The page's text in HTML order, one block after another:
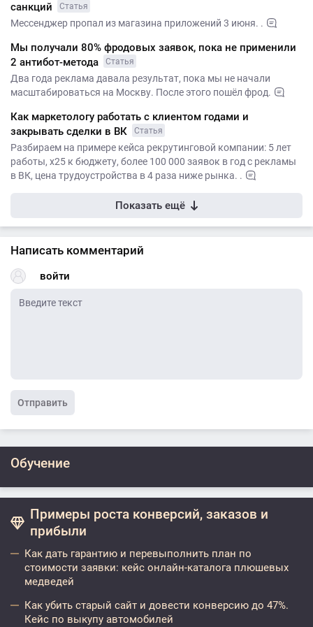
санкций
Статья
Мессенджер пропал из магазина приложений 3 июня. .
Мы получали 80% фродовых заявок, пока не применили
2 антибот-метода
Статья
Два года реклама давала результат, пока мы не начали
масштабироваться на Москву. После этого пошёл фрод.
Как маркетологу работать с клиентом годами и
закрывать сделки в ВК
Статья
Разбираем на примере кейса рекрутинговой компании: 5 лет
работы, х25 к бюджету, более 100 000 заявок в год с рекламы
в ВК, цена трудоустройства в 4 раза ниже рынка. .
Показать ещё
Написать комментарий
войти
Отправить
Обучение
Примеры роста конверсий, заказов и
прибыли
Как дать гарантию и перевыполнить план по
стоимости заявки: кейс онлайн-каталога плюшевых
медведей
Как убить старый сайт и довести конверсию до 47%.
Кейс по выкупу автомобилей